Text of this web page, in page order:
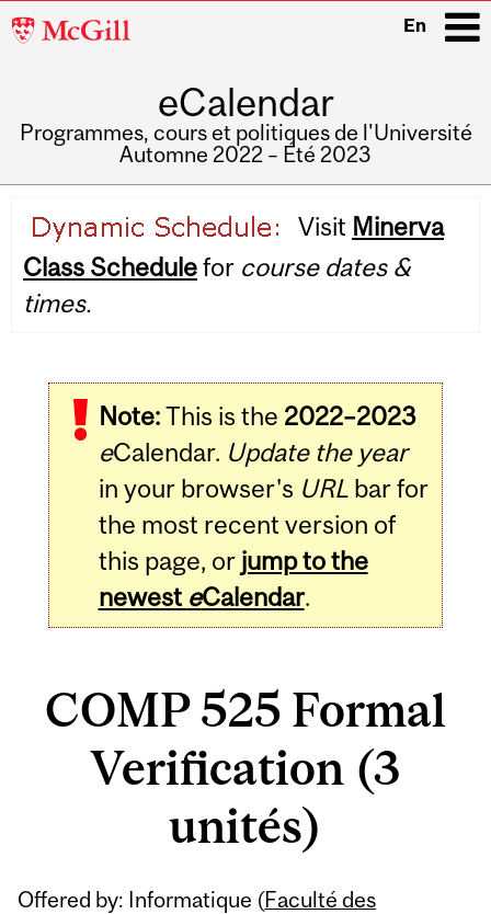
McGill
En
eCalendar
Programmes, cours et politiques de l'Université
Automne 2022 – Été 2023
navigation
Visit Minerva
Class Schedulefor course dates &
times.
Note:This is the 2022–2023
eCalendar. Update the year
in your browser's URLbar for
the most recent version of
this page, or jump to the
newest eCalendar.
COMP 525 Formal
Verification (3
unités)
Offered by: Informatique (Faculté des
Related